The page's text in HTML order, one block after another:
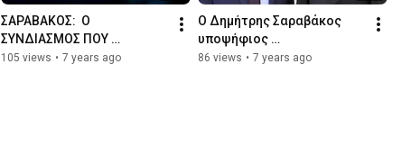
ΣΑΡΑΒΑΚΟΣ:  Ο
ΣΥΝΔΙΑΣΜΟΣ ΠΟΥ
ΣΥΓΚΡΟΤΟΥΜΕ ΘΑ ΕΙΝΑΙ
105 views • 7 years ago
Ο Δημήτρης Σαραβάκος
υποψήφιος
περιφερειάρχης
86 views • 7 years ago